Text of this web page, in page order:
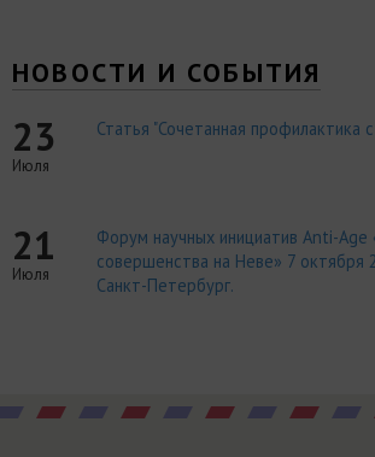
НОВОСТИ И СОБЫТИЯ
23
Июля
Статья "Сочетанная профилактика
21
Июля
Форум научных инициатив Anti-Age
совершенства на Неве» 7 октября
Санкт-Петербург.